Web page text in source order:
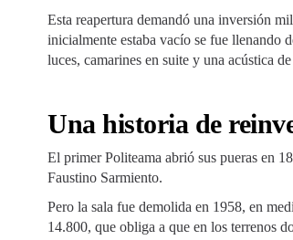
Esta reapertura demandó una inversión
inicialmente estaba vacío se fue llenando
luces, camarines en suite y una acústica
Una historia de
El primer Politeama abrió sus pueras en
Faustino Sarmiento.
Pero la sala fue demolida en 1958, en
14.800, que obliga a que en los terrenos